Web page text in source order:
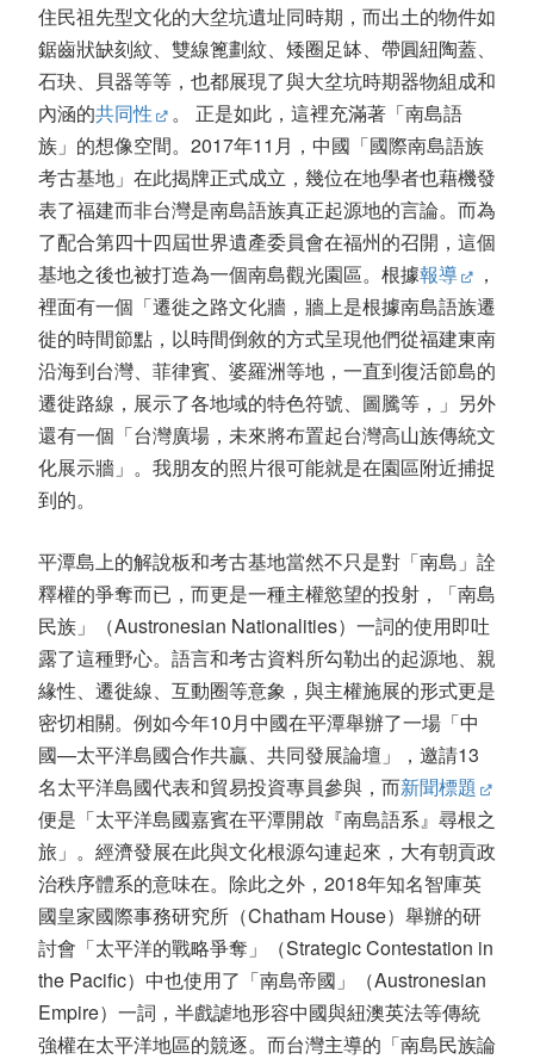
住民祖先型文化的大坌坑遺址同時期，而出土的物件如
鋸齒狀缺刻紋、雙線篦劃紋、矮圈足缽、帶圓紐陶蓋、
石玦、貝器等等，也都展現了與大坌坑時期器物組成和
內涵的共同性
。 正是如此，這裡充滿著「南島語
族」的想像空間。2017年11月，中國「國際南島語族
考古基地」在此揭牌正式成立，幾位在地學者也藉機發
表了福建而非台灣是南島語族真正起源地的言論。而為
了配合第四十四屆世界遺產委員會在福州的召開，這個
基地之後也被打造為一個南島觀光園區。根據報導
，
裡面有一個「遷徙之路文化牆，牆上是根據南島語族遷
徙的時間節點，以時間倒敘的方式呈現他們從福建東南
沿海到台灣、菲律賓、婆羅洲等地，一直到復活節島的
遷徙路線，展示了各地域的特色符號、圖騰等，」另外
還有一個「台灣廣場，未來將布置起台灣高山族傳統文
化展示牆」。我朋友的照片很可能就是在園區附近捕捉
到的。
平潭島上的解說板和考古基地當然不只是對「南島」詮
釋權的爭奪而已，而更是一種主權慾望的投射，「南島
民族」（Austronesian Nationalities）一詞的使用即吐
露了這種野心。語言和考古資料所勾勒出的起源地、親
緣性、遷徙線、互動圈等意象，與主權施展的形式更是
密切相關。例如今年10月中國在平潭舉辦了一場「中
國—太平洋島國合作共贏、共同發展論壇」，邀請13
名太平洋島國代表和貿易投資專員參與，而新聞標題
便是「太平洋島國嘉賓在平潭開啟『南島語系』尋根之
旅」。經濟發展在此與文化根源勾連起來，大有朝貢政
治秩序體系的意味在。除此之外，2018年知名智庫英
國皇家國際事務研究所（Chatham House）舉辦的研
討會「太平洋的戰略爭奪」（Strategic Contestation in
the Pacific）中也使用了「南島帝國」（Austronesian
Empire）一詞，半戲謔地形容中國與紐澳英法等傳統
強權在太平洋地區的競逐。而台灣主導的「南島民族論